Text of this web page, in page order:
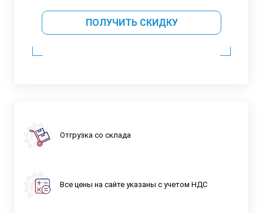
ПОЛУЧИТЬ СКИДКУ
Отгрузка со склада
Все цены на сайте указаны с учетом НДС